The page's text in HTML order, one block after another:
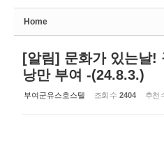
Home
[알림] 문화가 있는날!
낭만 부여 -(24.8.3.)
부여군유스호스텔 조회 수 2404 추천